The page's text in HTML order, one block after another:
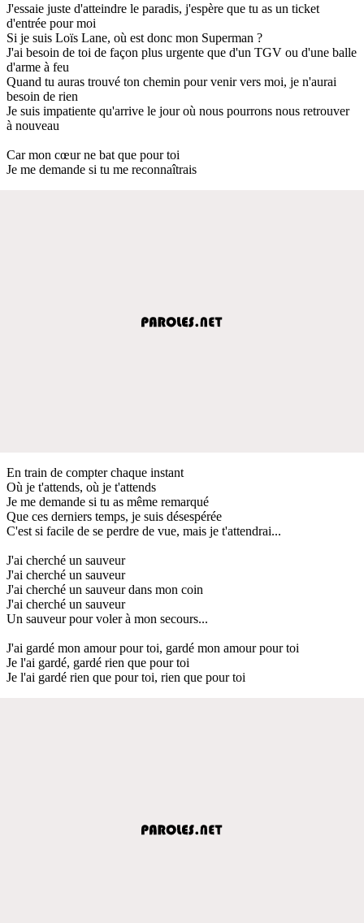
J'essaie juste d'atteindre le paradis, j'espère que tu as un ticket
d'entrée pour moi
Si je suis Loïs Lane, où est donc mon Superman ?
J'ai besoin de toi de façon plus urgente que d'un TGV ou d'une balle
d'arme à feu
Quand tu auras trouvé ton chemin pour venir vers moi, je n'aurai
besoin de rien
Je suis impatiente qu'arrive le jour où nous pourrons nous retrouver
à nouveau
Car mon cœur ne bat que pour toi
Je me demande si tu me reconnaîtrais
En train de compter chaque instant
Où je t'attends, où je t'attends
Je me demande si tu as même remarqué
Que ces derniers temps, je suis désespérée
C'est si facile de se perdre de vue, mais je t'attendrai...
J'ai cherché un sauveur
J'ai cherché un sauveur
J'ai cherché un sauveur dans mon coin
J'ai cherché un sauveur
Un sauveur pour voler à mon secours...
J'ai gardé mon amour pour toi, gardé mon amour pour toi
Je l'ai gardé, gardé rien que pour toi
Je l'ai gardé rien que pour toi, rien que pour toi